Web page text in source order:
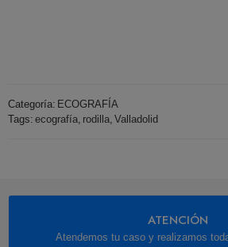
Categoría: ECOGRAFÍA
Tags: ecografía rodilla Valladolid
ATENCIÓN
Atendemos tu caso y realizamos